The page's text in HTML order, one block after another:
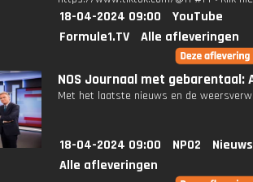
18-04-2024 09:00
YouTube
Formule1.TV
Alle afleveringen
NOS Journaal met gebarentaal:
Met het laatste nieuws en de
18-04-2024 09:00 NPO2
Alle afleveringen